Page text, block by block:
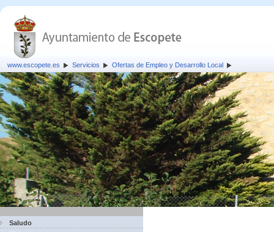
www.escopete.es Servicios Ofertas de Empleo y Desarrollo Local
Saludo